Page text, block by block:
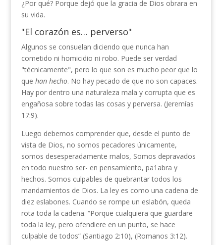
¿Por qué? Porque dejó que la gracia de Dios obrara en
su vida.
"El corazón es… perverso"
Algunos se consuelan diciendo que nunca han
cometido ni homicidio ni robo. Puede ser verdad
"técnicamente", pero lo que son es mucho peor que lo
que han hecho. No hay pecado de que no son capaces.
Hay por dentro una naturaleza mala y corrupta que es
engañosa sobre todas las cosas y perversa. (Jeremías
17:9).
Luego debemos comprender que, desde el punto de
vista de Dios, no somos pecadores únicamente,
somos desesperadamente malos, Somos depravados
en todo nuestro ser- en pensamiento, pa1abra y
hechos. Somos culpables de quebrantar todos los
mandamientos de Dios. La ley es como una cadena de
diez eslabones. Cuando se rompe un eslabón, queda
rota toda la cadena. “Porque cualquiera que guardare
toda la ley, pero ofendiere en un punto, se hace
culpable de todos” (Santiago 2:10), (Romanos 3:12).